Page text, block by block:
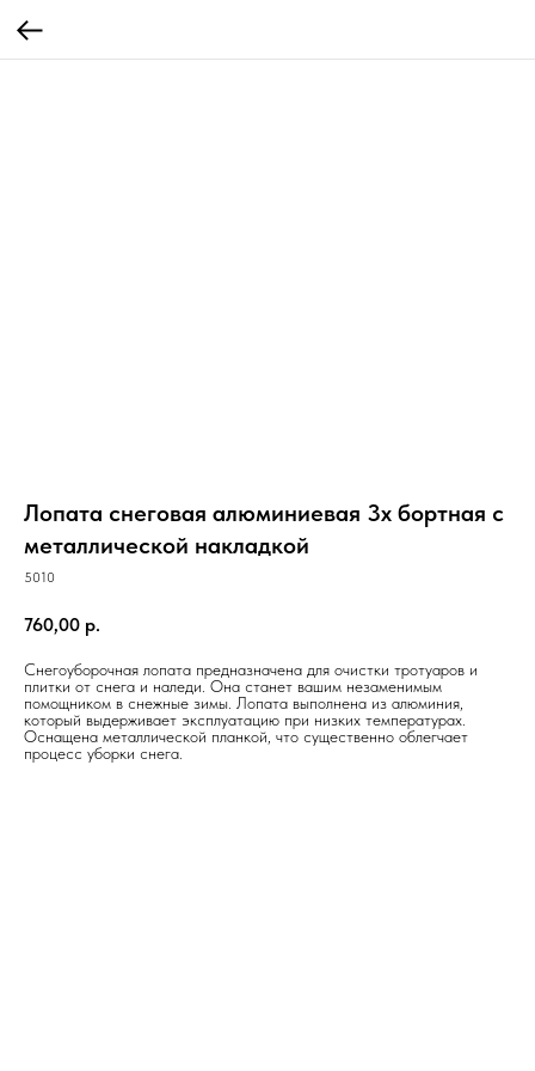
Лопата снеговая алюминиевая 3х бортная с
металлической накладкой
5010
760,00 р.
Снегоуборочная лопата предназначена для очистки тротуаров и
плитки от снега и наледи. Она станет вашим незаменимым
помощником в снежные зимы. Лопата выполнена из алюминия,
который выдерживает эксплуатацию при низких температурах.
Оснащена металлической планкой, что существенно облегчает
процесс уборки снега.